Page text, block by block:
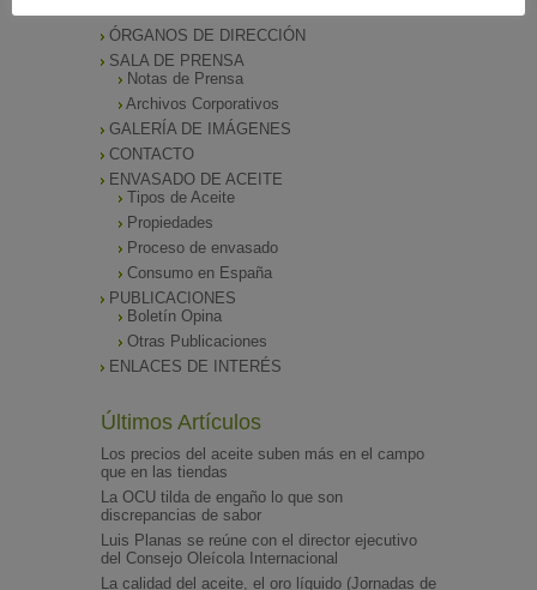
ÓRGANOS DE DIRECCIÓN
SALA DE PRENSA
Notas de Prensa
Archivos Corporativos
GALERÍA DE IMÁGENES
CONTACTO
ENVASADO DE ACEITE
Tipos de Aceite
Propiedades
Proceso de envasado
Consumo en España
PUBLICACIONES
Boletín Opina
Otras Publicaciones
ENLACES DE INTERÉS
Últimos Artículos
Los precios del aceite suben más en el campo
que en las tiendas
La OCU tilda de engaño lo que son
discrepancias de sabor
Luis Planas se reúne con el director ejecutivo
del Consejo Oleícola Internacional
La calidad del aceite, el oro líquido (Jornadas de